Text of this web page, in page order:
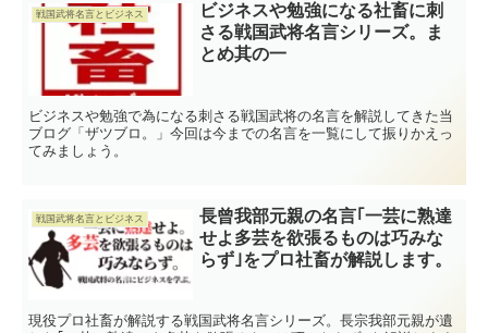
戦国武将名言とビジネス
ビジネスや勉強になる社畜に刺
さる戦国武将名言シリーズ。ま
とめ其の一
ビジネスや勉強で為になる刺さる戦国武将の名言を解説してきた当
ブログ「ザツブロ。」今回は今までの名言を一覧にして振りかえっ
てみましょう。
戦国武将名言とビジネス
長曾我部元親の名言｢一芸に熟達
せよ多芸を欲張るものは巧みな
らず｣をプロ社畜が解説します。
現役プロ社畜が解説する戦国武将名言シリーズ。長宗我部元親が遺